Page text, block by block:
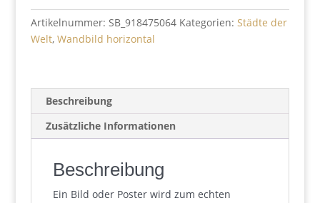
Menge
Artikelnummer: SB_918475064 Kategorien: Städte der
Welt, Wandbild horizontal
Beschreibung
Zusätzliche Informationen
Beschreibung
Ein Bild oder Poster wird zum echten